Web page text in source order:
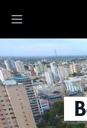
Open main menu